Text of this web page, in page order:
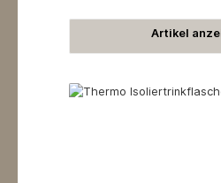
Artikel